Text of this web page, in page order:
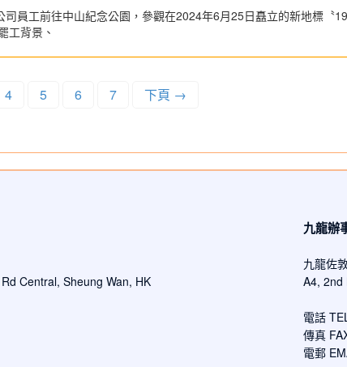
員工前往中山紀念公園，參觀在2024年6月25日矗立的新地標〝
工背景、
4 5 6 7 下頁 →
Central, Sheung Wan, HK
九龍辦
九龍佐
A4, 2nd
電話
傳真
電郵